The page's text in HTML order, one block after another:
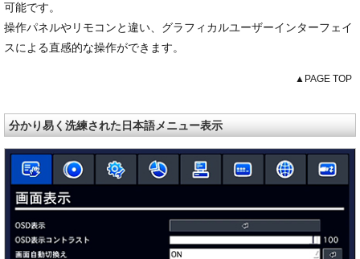
可能です。
操作パネルやリモコンと違い、グラフィカルユーザーインターフェイ
スによる直感的な操作ができます。
▲PAGE TOP
分かり易く洗練された日本語メニュー表示